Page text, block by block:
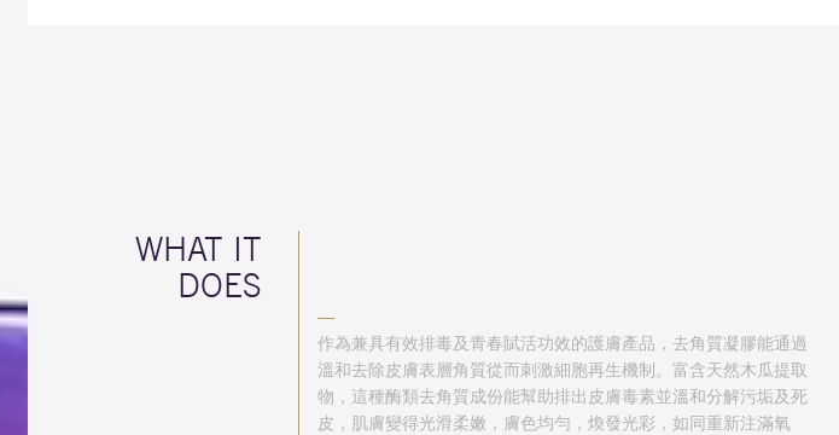
WHAT IT
DOES
—
作為兼具有效排毒及青春賦活功效的護膚產品，去角質凝膠能通過
溫和去除皮膚表層角質從而刺激細胞再生機制。富含天然木瓜提取
物，這種酶類去角質成份能幫助排出皮膚毒素並溫和分解污垢及死
皮，肌膚變得光滑柔嫩，膚色均勻，煥發光彩，如同重新注滿氧